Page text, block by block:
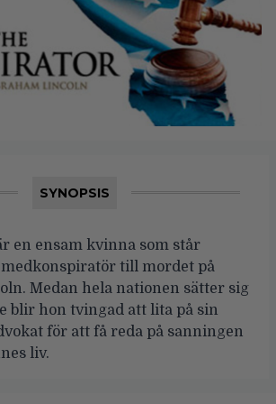
SYNOPSIS
en ensam kvinna som står
medkonspiratör till mordet på
Medan hela nationen sätter sig
blir hon tvingad att lita på sin
för att få reda på sanningen
liv.